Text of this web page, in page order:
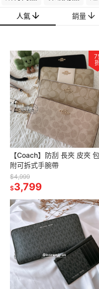
人氣 銷量
【Coach】防刮 長夾 皮夾
附可拆式手腕帶
$4,999
$3,799